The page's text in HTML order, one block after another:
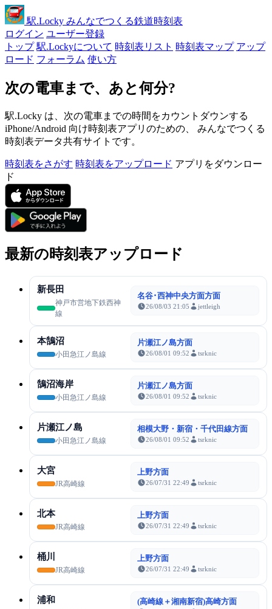
駅.Locky みんなでつくる鉄道時刻表
ログイン ユーザー登録
トップ 駅.Lockyについて 時刻表リスト 時刻表マップ アップ
ロード フォーラム 使い方
次の電車まで、あと何分?
駅.Locky は、次の電車までの時間をカウントダウンする
iPhone/Android 向け時刻表アプリのための、 みんなでつくる
時刻表データ共有サイトです。
時刻表をさがす 時刻表をアップロード アプリをダウンロー
ド
最新の時刻表アップロード
新長田
神戸市営地下鉄西神
線
名谷･西神中央方面方面
26/08/03 21:05 jettleigh
本鵠沼
小田急江ノ島線
片瀬江ノ島方面
26/08/01 09:52 tsrknic
鵠沼海岸
小田急江ノ島線
片瀬江ノ島方面
26/08/01 09:52 tsrknic
片瀬江ノ島
小田急江ノ島線
相模大野・新宿・千代田線方面
26/08/01 09:52 tsrknic
大宮
JR高崎線
上野方面
26/07/31 22:49 tsrknic
北本
JR高崎線
上野方面
26/07/31 22:49 tsrknic
桶川
JR高崎線
上野方面
26/07/31 22:49 tsrknic
浦和 (高崎線＋湘南新宿)高崎方面